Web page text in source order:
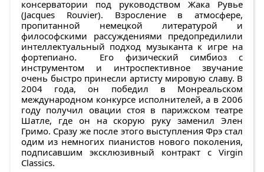
консерватории под руководством Жака Рувье
(Jacques Rouvier). Взросление в атмосфере,
пропитанной немецкой литературой и
философскими рассуждениями предопредилили
интеллектуальный подход музыканта к игре на
фортепиано. Его физический симбиоз с
инструментом и интроспективное звучание
очень быстро принесли артисту мировую славу. В
2004 года, он победил в Монреальском
международном конкурсе исполнителей, а в 2006
году получил овации стоя в парижском театре
Шатле, где он на скорую руку заменил Элен
Гримо. Сразу же после этого выступления Фрэ стал
одим из немногих пианистов нового поколения,
подписавшим эксклюзивный контракт c Virgin
Classics.